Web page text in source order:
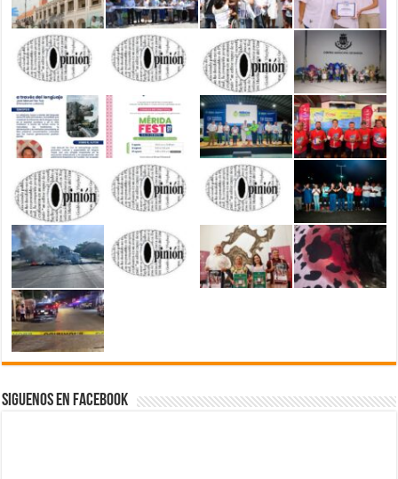
Siguenos en Facebook